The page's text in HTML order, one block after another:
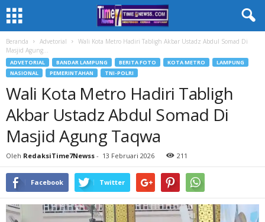
Beranda Advetorial
Wali Kota Metro Hadiri Tabligh Akbar Ustadz Abdul Somad Di
Masjid Agung...
ADVETORIAL BANDAR LAMPUNG BERITA FOTO KOTA METRO
LAMPUNG
NASIONAL
PEMERINTAHAN TNI-POLRI
Wali Kota Metro Hadiri Tabligh
Akbar Ustadz Abdul Somad Di
Masjid Agung Taqwa
Oleh RedaksiTime7Newss - 13 Februari 2026 211
Facebook Twitter